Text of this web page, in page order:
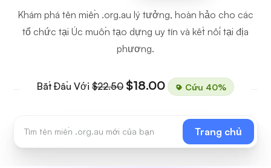
Khám phá tên miền .org.au lý tưởng, hoàn hảo cho các
tổ chức tại Úc muốn tạo dựng uy tín và kết nối tại địa
phương.
Bắt Đầu Với $22.50 $18.00 Cứu 40%
Trang chủ